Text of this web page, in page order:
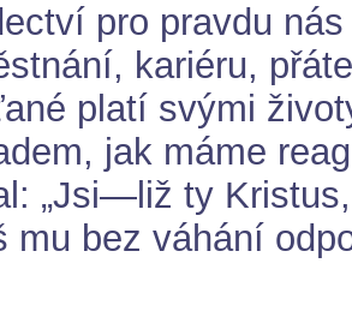
pro pravdu
kariéru,
platí svými
jak máme
„Jsi—liž ty
mu bez váhání